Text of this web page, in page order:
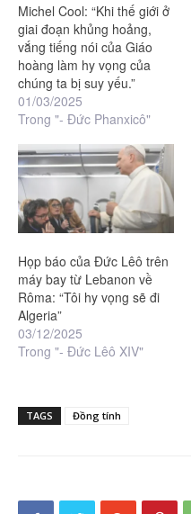
Michel Cool: “Khi thế giới ở
giai đoạn khủng hoảng,
vắng tiếng nói của Giáo
hoàng làm hy vọng của
chúng ta bị suy yếu.”
01/03/2025
Trong "- Đức Phanxicô"
Họp báo của Đức Lêô trên
máy bay từ Lebanon về
Rôma: “Tôi hy vọng sẽ đi
Algeria”
03/12/2025
Trong "- Đức Lêô XIV"
TAGS Đồng tính